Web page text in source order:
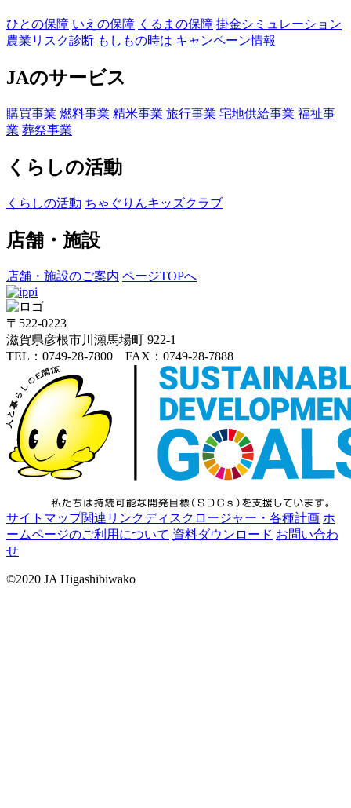
ひとの保障 いえの保障 くるまの保障 掛金シミュレーション
農業リスク診断 もしもの時は キャンペーン情報
JAのサービス
購買事業 燃料事業 精米事業 旅行事業 宅地供給事業 福祉事
業 葬祭事業
くらしの活動
くらしの活動 ちゃぐりんキッズクラブ
店舗・施設
店舗・施設のご案内 ページTOPへ
〒522-0223
滋賀県彦根市川瀬馬場町 922-1
TEL：0749-28-7800 FAX：0749-28-7888
サイトマップ関連リンクディスクロージャー・各種計画 ホ
ームページのご利用について 資料ダウンロード お問い合わ
せ
©2020 JA Higashibiwako